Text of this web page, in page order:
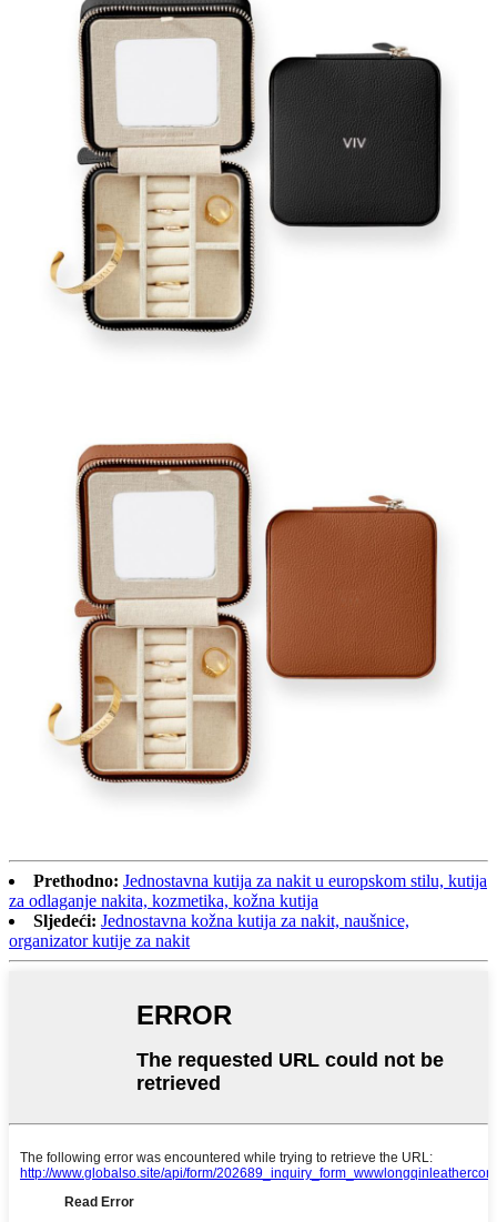
Prethodno: Jednostavna kutija za nakit u europskom stilu, kutija
za odlaganje nakita, kozmetika, kožna kutija
Sljedeći: Jednostavna kožna kutija za nakit, naušnice,
organizator kutije za nakit